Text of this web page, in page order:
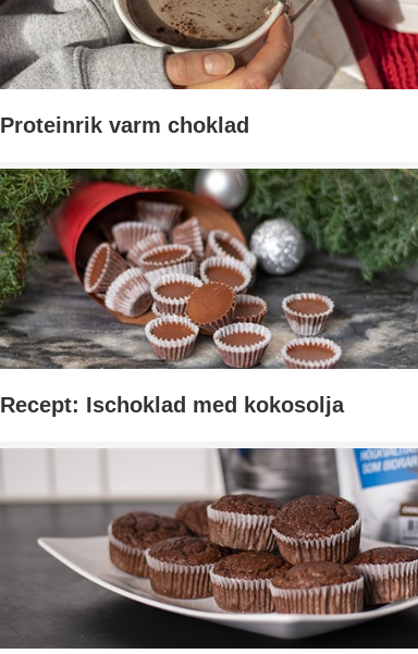
Proteinrik varm choklad
Recept: Ischoklad med kokosolja